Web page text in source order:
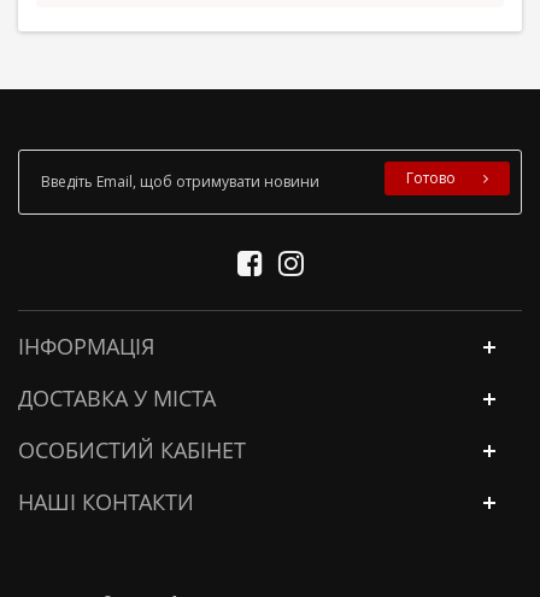
Готово
ІНФОРМАЦІЯ
ДОСТАВКА У МІСТА
ОСОБИСТИЙ КАБІНЕТ
НАШІ КОНТАКТИ